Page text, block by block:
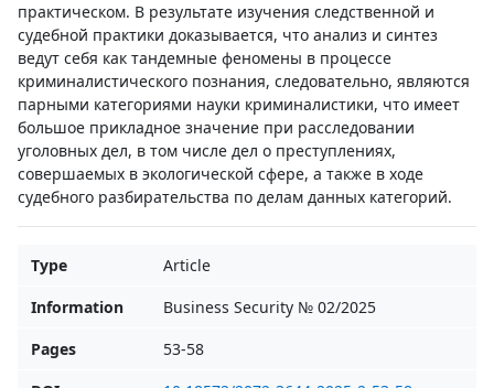
практическом. В результате изучения следственной и
судебной практики доказывается, что анализ и синтез
ведут себя как тандемные феномены в процессе
криминалистического познания, следовательно, являются
парными категориями науки криминалистики, что имеет
большое прикладное значение при расследовании
уголовных дел, в том числе дел о преступлениях,
совершаемых в экологической сфере, а также в ходе
судебного разбирательства по делам данных категорий.
Type
Article
Information
Business Security № 02/2025
Pages
53-58